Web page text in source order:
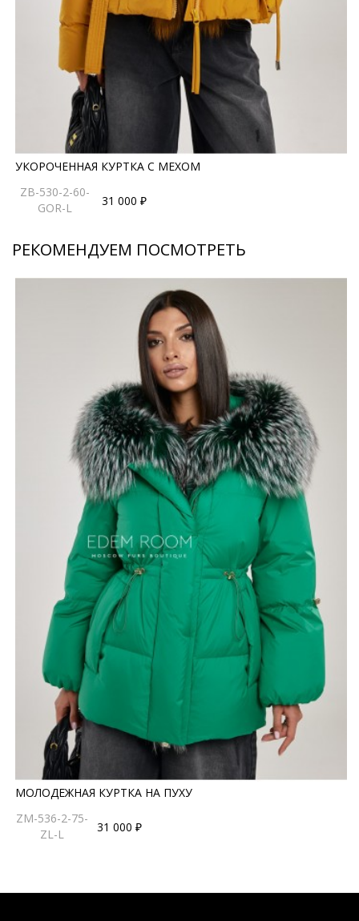
УКОРОЧЕННАЯ КУРТКА С МЕХОМ
ZB-530-2-60-
GOR-L
31 000 ₽
РЕКОМЕНДУЕМ ПОСМОТРЕТЬ
МОЛОДЕЖНАЯ КУРТКА НА ПУХУ
ZM-536-2-75-
ZL-L
31 000 ₽